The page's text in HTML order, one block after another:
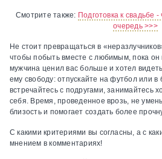
Смотрите также: Подготовка к свадьбе
очередь >>>
Не стоит превращаться в
чтобы побыть вместе с любимым, пока
мужчина ценил вас больше и хотел
ему свободу: отпускайте на футбол или в
встречайтесь с подругами, занимайтесь
себя. Время, проведенное врозь, не
близость и помогает создать более
С какими критериями вы согласны, а с
мнением в комментариях!